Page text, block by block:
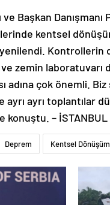
ve Başkan
kentsel
Kontrollerin
zemin laboratuvarı
adına çok önemli.
ayrı toplantılar
konuştu. – İSTANBUL
Deprem Kentsel Dönüşüm